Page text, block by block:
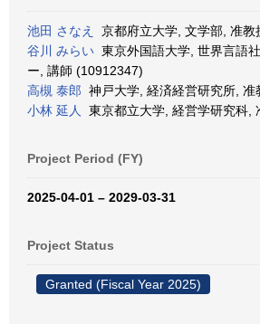
池田 さなえ
京都府立大学, 文学部, 准
谷川 みらい 東京外国語大学, 世界言語
ー, 講師 (10912347)
高槻 泰郎 神戸大学, 経済経営研究所,
小林 延人
東京都立大学, 経営学研究科,
Project Period (FY)
2025-04-01 – 2029-03-31
Project Status
Granted (Fiscal Year 2025)